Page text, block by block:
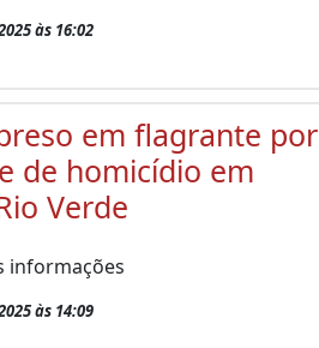
às 16:02
em flagrante por
de homicídio em
Verde
informações
às 14:09